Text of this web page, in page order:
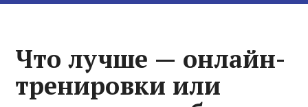
Что лучше — онлайн-
тренировки или